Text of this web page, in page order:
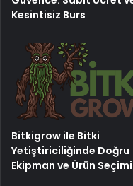
Bitkigrow ile Bitki
Yetiştiriciliğinde Doğru
Ekipman ve Ürün Seçimi